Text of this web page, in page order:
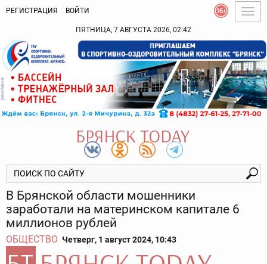
РЕГИСТРАЦИЯ ВОЙТИ
ПЯТНИЦА, 7 АВГУСТА 2026, 02:42
В Брянской области мошенники
заработали на материнском капитале 6
миллионов рублей
ОБЩЕСТВО Четверг, 1 август 2024, 10:43